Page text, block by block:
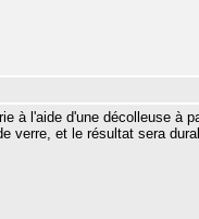
à l'aide d'une décolleuse à
verre, et le résultat sera